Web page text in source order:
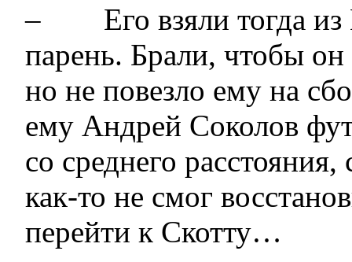
– Его взяли тогда из
парень. Брали, чтобы
но не повезло ему на
ему Андрей Соколов
со среднего
как-то не смог
перейти к Скотту…